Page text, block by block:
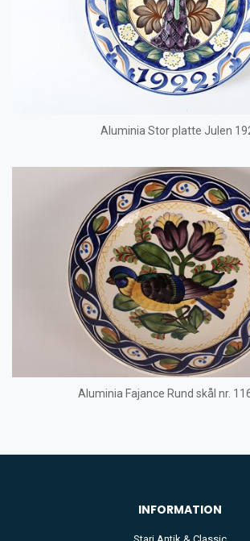
Aluminia Stor platte Julen
Aluminia Fajance Rund skål nr.
INFORMATION